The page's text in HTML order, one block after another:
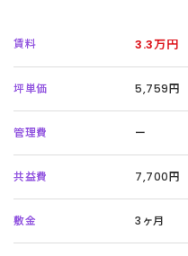
賃料 3.3万円
坪単価 5,759円
管理費 ー
共益費 7,700円
敷金 3ヶ月